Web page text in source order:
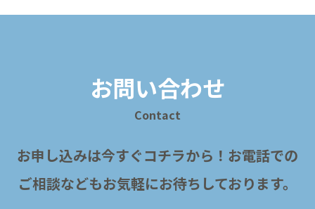
お問い合わせ
Contact
お申し込みは今すぐコチラから！ お電話での
ご相談などもお気軽にお待ちしております。